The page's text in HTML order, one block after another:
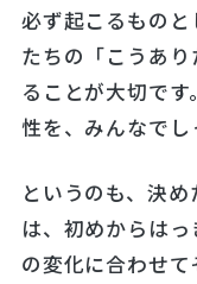
必ず起こるもの
たちの「こうあ
ることが大切で
性を、みんなでし
というのも、決
は、初めからは
の変化に合わせ